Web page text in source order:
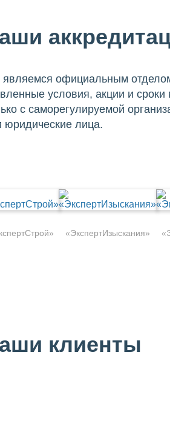
официальным
условия, акции и
с саморегулируемой
юридические лица.
«ЭкспертИзыскания»
клиенты